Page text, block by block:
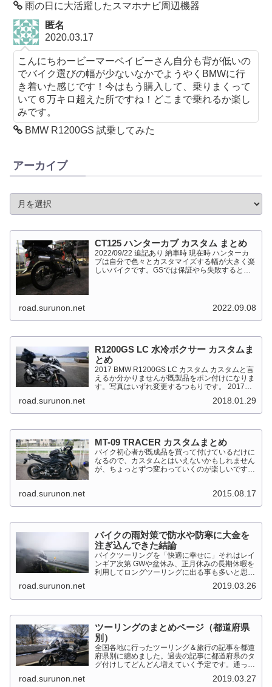
雨の日に大活躍したスマホナビ周辺機器
匿名
2020.03.17
こんにちわービーマーベイビーさん自分も背が低いの
でバイク選びの幅が少ないなかでようやくBMWに行
き着いた感じです！今はもう購入して、乗りまくって
いて６万キロ超えた所ですね！どこまで乗れるか楽し
みです。
BMW R1200GS 試乗してみた
アーカイブ
CT125 ハンターカブ カスタム まとめ
2022/09/22 追記あり 納車時 現在時 ハンターカ
ブは自分で色々とカスタマイズする幅が大きく楽
しいバイクです。GSでは保証やら失敗すると高
road.surunon.net 2022.09.08
R1200GS LC 水冷ボクサー カスタムま
とめ
2017 BMW R1200GS LC カスタム カスタムと言
えるか分かりませんが既製品をポン付けになりま
す。写真はいずれ変更するつもりです。 2017
road.surunon.net 2018.01.29
MT-09 TRACER カスタムまとめ
バイク初心者が既成品を買って付けているだけに
なるので、カスタムとはいえないかもしれません
が、ちょっとずつ変わっていくのが楽しいです。
road.surunon.net 2015.08.17
バイクの雨対策で防水や防寒に大金を
注ぎ込んできた結論
バイクツーリングを「快適に幸せに」それはレイ
ンギア次第 GWや盆休み、正月休みの長期休暇を
利用してロングツーリングに出る事も多いと思い
り雨ならまだしも1日２日ずっと降り続ける雨が
あります。「そんな...
road.surunon.net 2019.03.26
ツーリングのまとめページ（都道府県
別）
全国各地に行ったツーリング＆旅行の記事を都道
府県別に纏めました。過去の記事に都道府県のタ
グ付けしてどんどん増えていく予定です。通った
した。 分類ってなかなか難しいですね、能登半
road.surunon.net 2019.03.27